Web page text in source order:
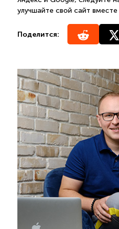
улучшайте свой сайт
Поделится: